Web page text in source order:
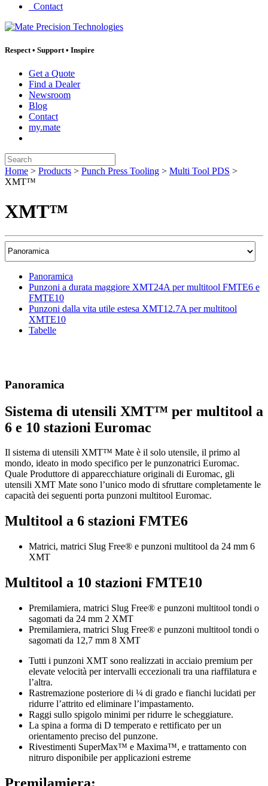
Contact
Respect • Support • Inspire
Get a Quote
Find a Dealer
Newsroom
Blog
Contact
my.mate
Search:
Home > Products > Punch Press Tooling > Multi Tool PDS >
XMT™
XMT™
Product
Content
Panoramica
Punzoni a durata maggiore XMT24A per multitool FMTE6 e
FMTE10
Punzoni dalla vita utile estesa XMT12.7A per multitool
XMTE10
Tabelle
Panoramica
Sistema di utensili XMT™ per multitool a
6 e 10 stazioni Euromac
Il sistema di utensili XMT™ Mate è il solo utensile, il primo al
mondo, ideato in modo specifico per le punzonatrici Euromac.
Quale Produttore di apparecchiature originali di Euromac, gli
utensili XMT Mate sono l’unico modo di sfruttare completamente le
capacità dei seguenti porta punzoni multitool Euromac.
Multitool a 6 stazioni FMTE6
Matrici, matrici Slug Free® e punzoni multitool da 24 mm 6
XMT
Multitool a 10 stazioni FMTE10
Premilamiera, matrici Slug Free® e punzoni multitool tondi o
sagomati da 24 mm 2 XMT
Premilamiera, matrici Slug Free® e punzoni multitool tondi o
sagomati da 12,7 mm 8 XMT
Tutti i punzoni XMT sono realizzati in acciaio premium per
elevate velocità per intervalli eccezionali tra una riaffilatura e
l’altra.
Rastremazione posteriore di ¼ di grado e fianchi lucidati per
ridurre l’attrito ed eliminare l’impastamento.
Raggi sullo spigolo minimi per ridurre le scheggiature.
La spina a forma di D temperato e rettificato per un
orientamento preciso del punzone.
Rivestimenti SuperMax™ e Maxima™, e trattamento con
nitruro disponibile per applicazioni estreme